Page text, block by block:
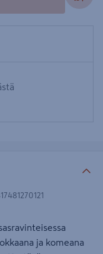
ja komeana